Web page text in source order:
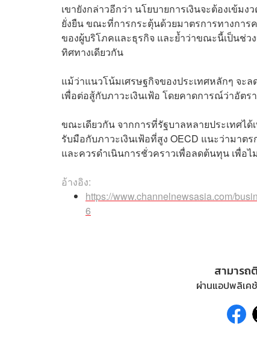
เขายังกล่าวอีกว่า นโยบายการเงินจะต้องเข้ม
ยั่งยืน ขณะที่การกระตุ้นด้วยมาตรการทางกา
ของผู้บริโภคและธุรกิจ และย้ำว่าขณะนี้เป็นช่ว
ทิศทางเดียวกัน
แม้ว่าแนวโน้มเศรษฐกิจของประเทศหลักๆ จะล
เพื่อต่อสู้กับภาวะเงินเฟ้อ โดยคาดการณ์ว่าอัต
ขณะเดียวกัน จากการที่รัฐบาลหลายประเทศไ
รับมือกับภาวะเงินเฟ้อที่สูง OECD แนะว่ามา
และควรดำเนินการชั่วคราวเพื่อลดต้นทุน เพื่อ
อ้างอิง:
https://www.channelnewsasia.com/
6
สามารถ
ผ่านแอปพลิเค